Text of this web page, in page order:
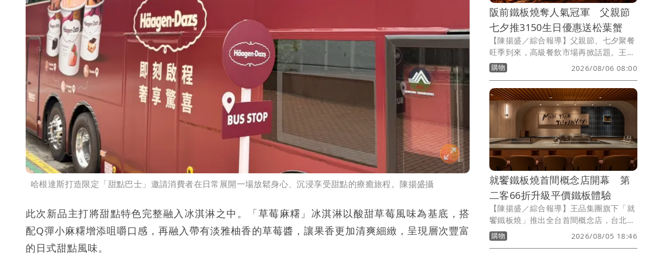
哈根達斯打造限定「甜點巴士」邀請消費者在日常展開一場放鬆身心、沉浸享受甜點的療癒旅程。陳揚盛攝
此次新品主打將甜點特色完整融入冰淇淋之中。「草莓麻糬」冰淇淋以酸甜草莓風味為基底，搭
配Q彈小麻糬增添咀嚼口感，再融入帶有淡雅柚香的草莓醬，讓果香更加清爽細緻，呈現層次豐富
的日式甜點風味。
阪前鐵板燒奪人氣冠軍 父親節
七夕推3150生日優惠送松葉蟹
【陳揚盛／綜合報導】父親節、七夕聚餐
旺季到來，高級餐飲市場再掀話題。王品
集團旗下頂級鐵板燒品牌「阪前鐵板燒」
日前拿下《網路溫度計DailyView》「十
大人氣高級鐵板燒品牌」冠軍，並趁勢推
出父親節、七夕限定優惠，結合日文
「3150（Saikō，最棒）」諧音梗，只要
生日月份或日期符合指定數字，即可獲贈
「松葉蟹海鮮珠寶盒」，搶攻節慶聚餐商
機。
購物 2026/08/06 08:00
就饗鐵板燒首間概念店開幕 第
二客66折升級平價鐵板體驗
【陳揚盛／綜合報導】王品集團旗下「就
饗鐵板燒」推出全台首間概念店，台北長
安東店今(8/5)起試營運，以「恰到好處的
輕奢與煙火氣」為設計主軸，全面升級空
購物 2026/08/05 18:46